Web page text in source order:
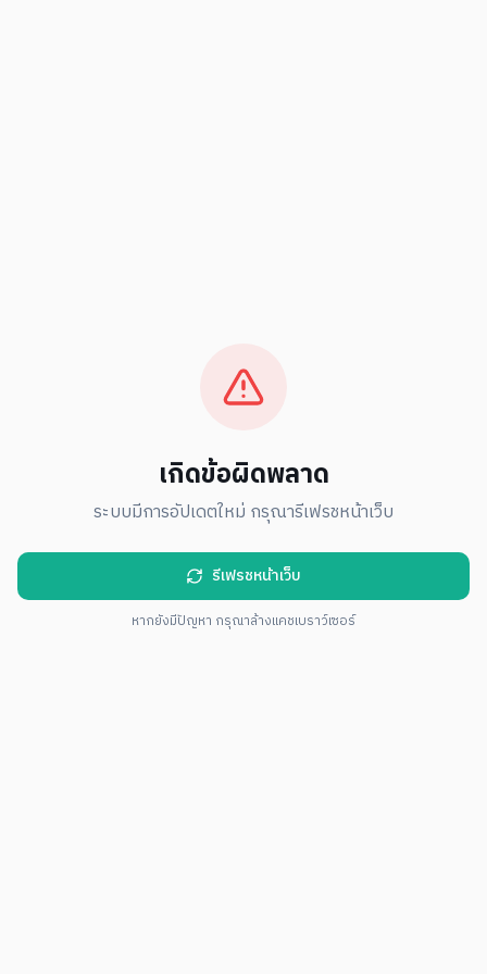
เกิดข้อผิดพลาด
ระบบมีการอัปเดตใหม่ กรุณารีเฟรชหน้าเว็บ
รีเฟรชหน้าเว็บ
หากยังมีปัญหา กรุณาล้างแคชเบราว์เซอร์